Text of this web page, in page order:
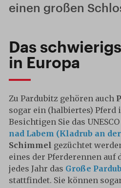
einen großen
Das
in Europa
Zu Pardubitz gehören auch
sogar ein (halbiertes) Pferd
Besichtigen Sie das UNESCO
nad Labem (Kladrub an
Schimmel gezüchtet
eines der Pferderennen auf
jedes Jahr das Große
stattfindet. Sie können